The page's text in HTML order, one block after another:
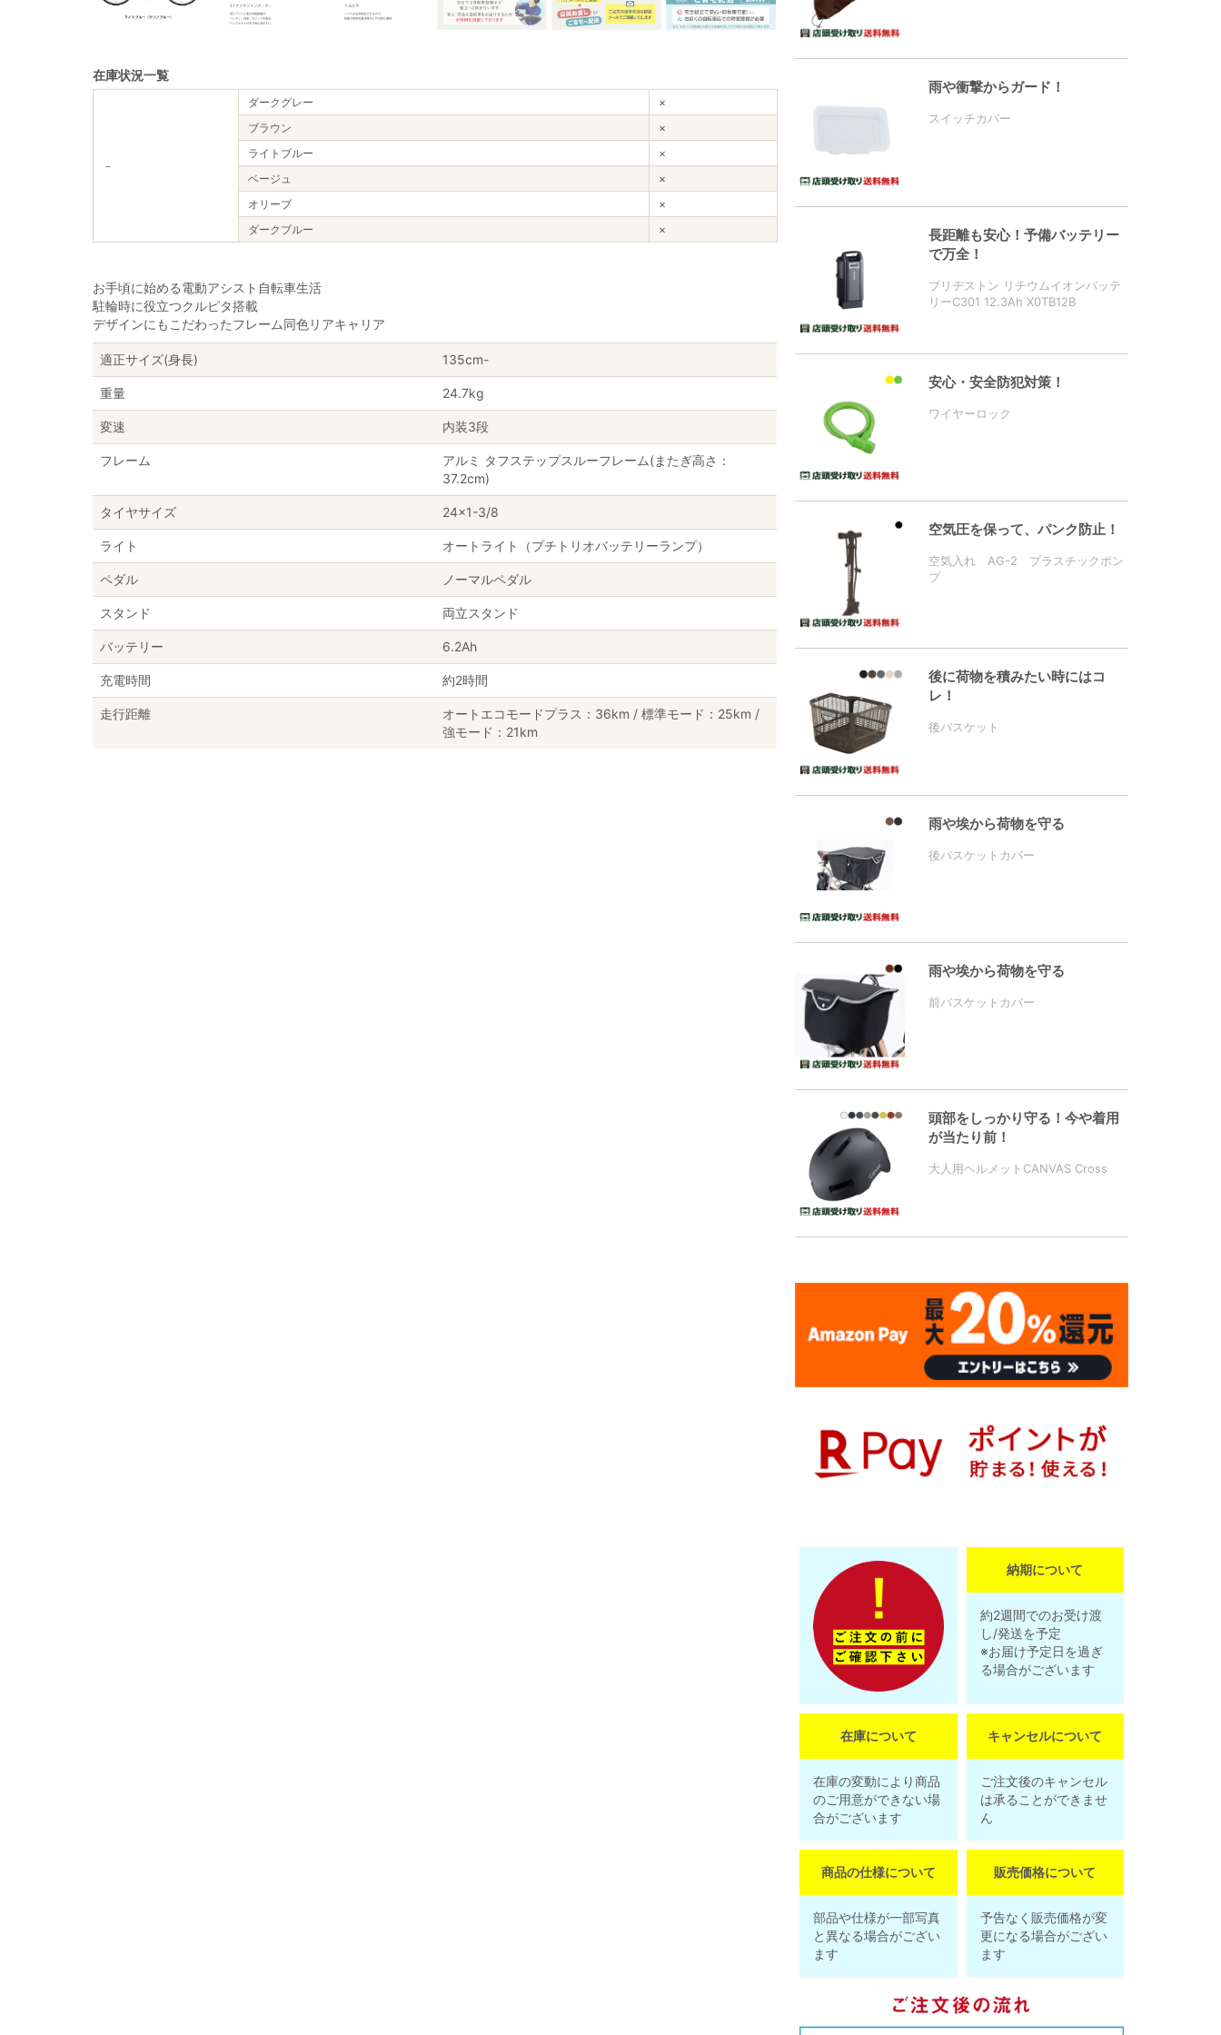
在庫状況一覧
－
ダークグレー
×
ブラウン
×
ライトブルー
×
ベージュ
×
オリーブ
×
ダークブルー
×
お手頃に始める電動アシスト自転車生活
駐輪時に役立つクルピタ搭載
デザインにもこだわったフレーム同色リアキャリア
適正サイズ(身長) 135cm-
重量 24.7kg
変速 内装3段
フレーム
アルミ タフステップスルーフレーム(またぎ高さ：
37.2cm)
タイヤサイズ 24×1-3/8
ライト オートライト（プチトリオバッテリーランプ）
ペダル ノーマルペダル
スタンド 両立スタンド
バッテリー 6.2Ah
充電時間 約2時間
走行距離
オートエコモードプラス：36km / 標準モード：25km /
強モード：21km
雨や衝撃からガード！
スイッチカバー
長距離も安心！予備バッテリー
で万全！
ブリヂストン リチウムイオンバッテ
リーC301 12.3Ah X0TB12B
安心・安全防犯対策！
ワイヤーロック
空気圧を保って、パンク防止！
空気入れ AG-2 プラスチックポン
プ
後に荷物を積みたい時にはコ
レ！
後バスケット
雨や埃から荷物を守る
後バスケットカバー
雨や埃から荷物を守る
前バスケットカバー
頭部をしっかり守る！今や着用
が当たり前！
大人用ヘルメットCANVAS Cross
納期について
約2週間でのお受け渡
し/発送を予定
※お届け予定日を過ぎ
る場合がございます
在庫について
在庫の変動により商品
のご用意ができない場
合がございます
キャンセルについて
ご注文後のキャンセル
は承ることができませ
ん
商品の仕様について
部品や仕様が一部写真
と異なる場合がござい
ます
販売価格について
予告なく販売価格が変
更になる場合がござい
ます